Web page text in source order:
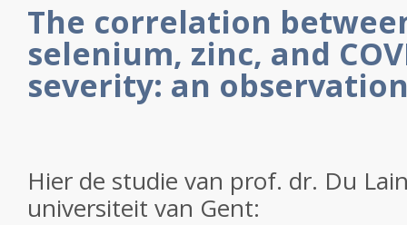
The correlation
selenium, zinc, and
severity: an
Hier de studie van prof. dr. Du
universiteit van Gent: